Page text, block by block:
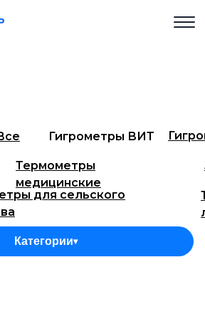
для инкубаторов
технические ТТЖ
для сельского
Термометры
медицинские
Гигрометры ВИТ
Категории▾